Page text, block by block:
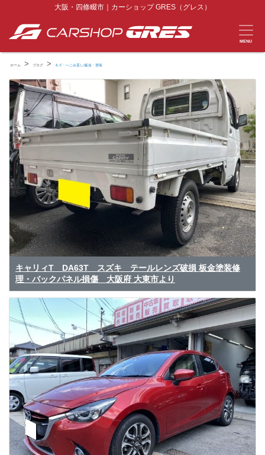
大阪・四條畷市｜カーショップ GRES（グレス）
MENU
ホーム > ブログ > キズ・へこみ直し/鈑金・塗装
キャリィT DA63T スズキ テールレンズ破損 板金塗装修
理・バックパネル損傷 大阪府 大東市より